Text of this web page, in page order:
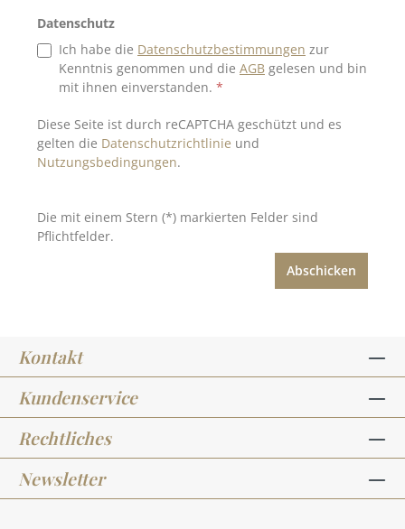
Datenschutz
Ich habe die Datenschutzbestimmungen zur
Kenntnis genommen und die AGB gelesen und bin
mit ihnen einverstanden. *
Diese Seite ist durch reCAPTCHA geschützt und es
gelten die Datenschutzrichtlinie und
Nutzungsbedingungen.
Die mit einem Stern (*) markierten Felder sind
Pflichtfelder.
Abschicken
Kontakt
Kundenservice
Rechtliches
Newsletter